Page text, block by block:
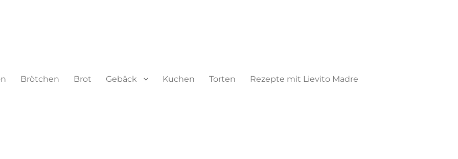
Brötchen Brot Gebäck Kuchen Torten Rezepte mit Lievito Madre